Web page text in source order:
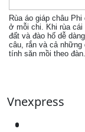
Rùa áo giáp châu
ở mỗi chi. Khi rùa
đất và đào hố dễ
câu, rắn và cả
tính săn mồi theo đàn.
Vnexpress